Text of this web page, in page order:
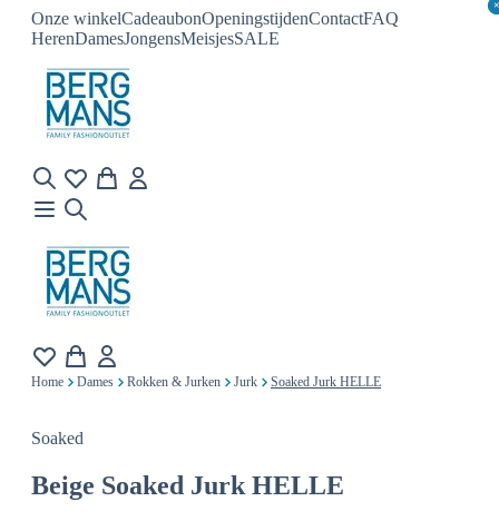
Onze winkelCadeaubonOpeningstijdenContactFAQ
HerenDamesJongensMeisjesSALE
×
×
Home Dames Rokken & Jurken Jurk Soaked Jurk HELLE
Soaked
Beige Soaked Jurk HELLE